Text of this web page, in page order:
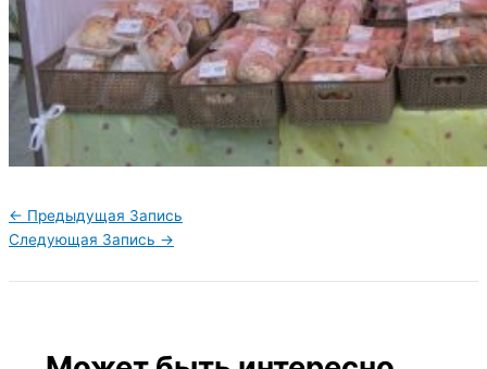
← Предыдущая Запись
Следующая Запись →